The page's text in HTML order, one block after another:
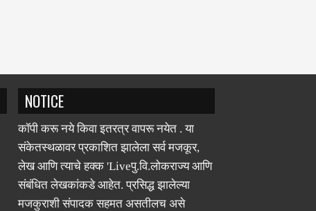
NOTICE
कॉपी करू नये किवा इतरत्र वापरू नयेत . या
संकेतस्थळावर प्रकाशित झालेला सर्व मजकूर,
लेख आणि त्याचे हक्क 'Liveपु.वि.लोकराज्य आणि
संबंधित लेखकांकडे आहेत. प्रसिद्ध झालेल्या
मजकुराशी संपादक सहमत असतीलच असे